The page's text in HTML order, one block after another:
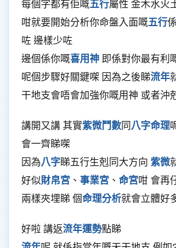
每個字都有佢嘅五行屬性 金木水火
咁就要開始分析你命盤入面嘅五行
咗 邊樣少咗
邊個係你嘅喜用神 即係對你最有利
呢個步驟好關鍵㗎 因為之後睇流年
干地支會唔會加強你嘅用神 或者沖
講開又講 其實紫微鬥數同八字命理
會一齊睇㗎
因為八字睇五行生剋同大方向 紫微
好似財帛宮 、 事業宮 、 命宮咁 會再
兩樣夾埋睇 個命理分析就會立體好
好啦 講返流年運勢點睇